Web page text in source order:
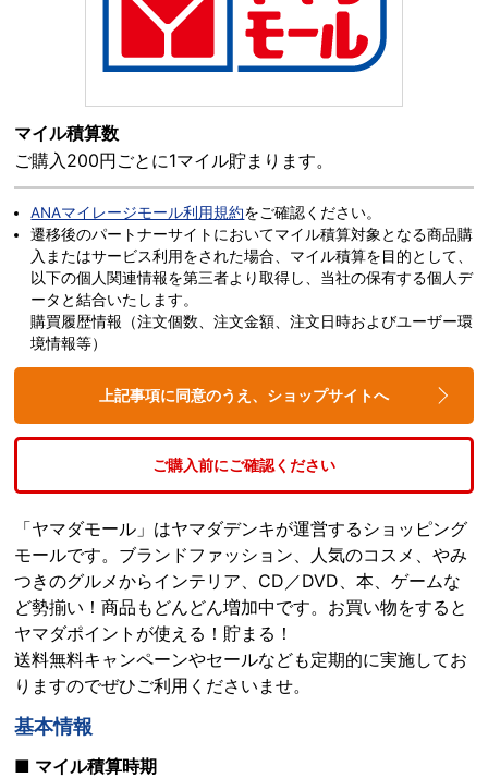
マイル積算数
ご購入200円ごとに1マイル貯まります。
ANAマイレージモール利用規約をご確認ください。
遷移後のパートナーサイトにおいてマイル積算対象となる商品購
入またはサービス利用をされた場合、マイル積算を目的として、
以下の個人関連情報を第三者より取得し、当社の保有する個人デ
ータと結合いたします。
購買履歴情報（注文個数、注文金額、注文日時およびユーザー環
境情報等）
上記事項に同意のうえ、ショップサイトへ
ご購入前にご確認ください
「ヤマダモール」はヤマダデンキが運営するショッピング
モールです。ブランドファッション、人気のコスメ、やみ
つきのグルメからインテリア、CD／DVD、本、ゲームな
ど勢揃い！商品もどんどん増加中です。お買い物をすると
ヤマダポイントが使える！貯まる！
送料無料キャンペーンやセールなども定期的に実施してお
りますのでぜひご利用くださいませ。
基本情報
■ マイル積算時期